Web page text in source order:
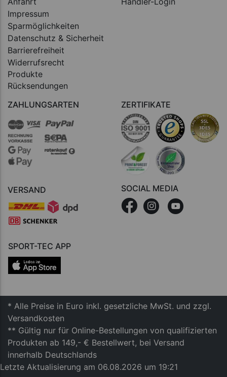
Impressum
Sparmöglichkeiten
Datenschutz & Sicherheit
Barrierefreiheit
Widerrufsrecht
Produkte
Rücksendungen
ZAHLUNGSARTEN
VERSAND
ZERTIFIKATE
SOCIAL MEDIA
SPORT-TEC APP
* Alle Preise in Euro inkl. gesetzliche MwSt. und zzgl.
Versandkosten
** Gültig nur für Online-Bestellungen von qualifizierten
Produkten ab 149,- € Bestellwert, bei Versand
innerhalb Deutschlands
Letzte Aktualisierung am 06.08.2026 um 19:21